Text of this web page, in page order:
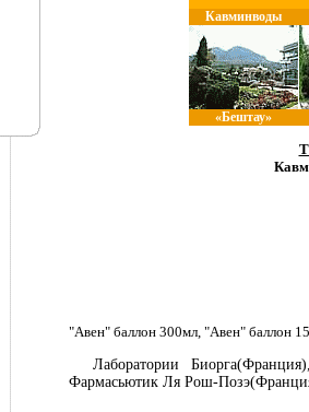
Кавминводы
«Бештау»
"Авен" баллон 300мл, "Авен" баллон
Лаборатории
Фармасьютик Ля Рош-